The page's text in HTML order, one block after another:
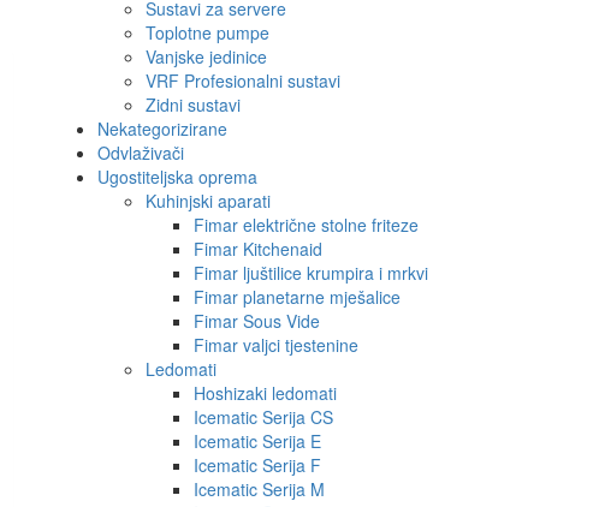
Sustavi za servere
Toplotne pumpe
Vanjske jedinice
VRF Profesionalni sustavi
Zidni sustavi
Nekategorizirane
Odvlaživači
Ugostiteljska oprema
Kuhinjski aparati
Fimar električne stolne friteze
Fimar Kitchenaid
Fimar ljuštilice krumpira i mrkvi
Fimar planetarne mješalice
Fimar Sous Vide
Fimar valjci tjestenine
Ledomati
Hoshizaki ledomati
Icematic Serija CS
Icematic Serija E
Icematic Serija F
Icematic Serija M